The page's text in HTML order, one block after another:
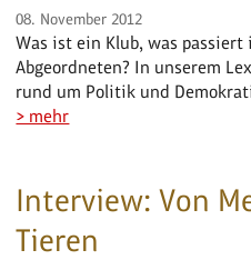
08. November 2012
Was ist ein Klub, was
Abgeordneten? In unserem
rund um Politik und
> mehr
Interview: Von
Tieren